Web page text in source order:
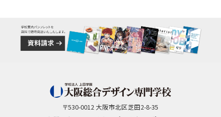
〒530-0012 大阪市北区芝田2-8-35